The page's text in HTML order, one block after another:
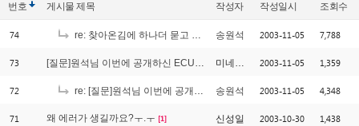
번호 게시물제목 작성자 작성일시 조회수
74 re: 찾아온김에 하나더 묻고 갑니다. 송원석 2003-11-05 7,788
73 [질문]원석님 이번에 공개하신 ECUM에 대해서요 미네르바 2003-11-05 1,359
72 re: [질문]원석님 이번에 공개하신 ECUM에 대해서요 송원석 2003-11-05 4,348
71 왜 에러가 생길까요?ㅜ.ㅜ [1] 신성일 2003-10-30 1,438